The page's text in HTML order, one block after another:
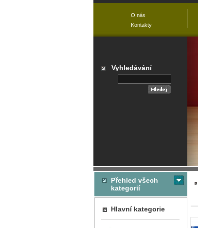
Přehled všech
kategorií
Hlavní kategorie
O nás
Kontakty
Vyhledávání